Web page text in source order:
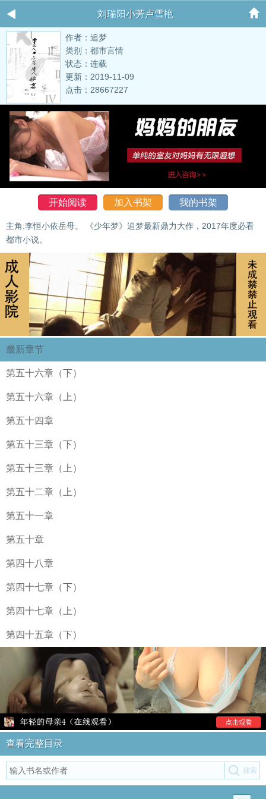
刘瑞阳小芳卢雪艳
作者：追梦
类别：都市言情
状态：连载
更新：2019-11-09
点击：28667227
开始阅读 加入书架 我的书架
主角:李恒小依岳母。 《少年梦》追梦最新鼎力大作，2017年度必看
都市小说。
最新章节
第五十六章（下）
第五十六章（上）
第五十四章
第五十三章（下）
第五十三章（上）
第五十二章（上）
第五十一章
第五十章
第四十八章
第四十七章（下）
第四十七章（上）
第四十五章（下）
查看完整目录